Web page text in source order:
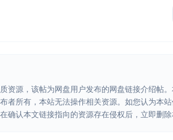
资源，该帖为网盘用户发布的网盘链接介绍帖
者所有，本站无法操作相关资源。如您认为本
确认本文链接指向的资源存在侵权后，立即删除